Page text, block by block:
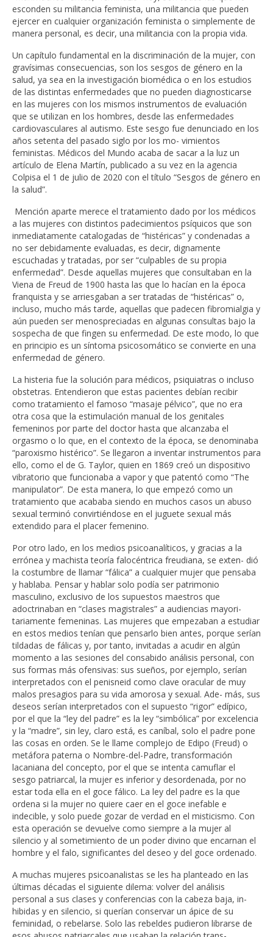
esconden su militancia feminista, una militancia que pueden
ejercer en cualquier organización feminista o simplemente de
manera personal, es decir, una militancia con la propia vida.
Un capítulo fundamental en la discriminación de la mujer, con
gravísimas consecuencias, son los sesgos de género en la
salud, ya sea en la investigación biomédica o en los estudios
de las distintas enfermedades que no pueden diagnosticarse
en las mujeres con los mismos instrumentos de evaluación
que se utilizan en los hombres, desde las enfermedades
cardiovasculares al autismo. Este sesgo fue denunciado en los
años setenta del pasado siglo por los mo- vimientos
feministas. Médicos del Mundo acaba de sacar a la luz un
artículo de Elena Martín, publicado a su vez en la agencia
Colpisa el 1 de julio de 2020 con el título “Sesgos de género en
la salud”.
Mención aparte merece el tratamiento dado por los médicos
a las mujeres con distintos padecimientos psíquicos que son
inmediatamente catalogadas de “histéricas” y condenadas a
no ser debidamente evaluadas, es decir, dignamente
escuchadas y tratadas, por ser “culpables de su propia
enfermedad”. Desde aquellas mujeres que consultaban en la
Viena de Freud de 1900 hasta las que lo hacían en la época
franquista y se arriesgaban a ser tratadas de “histéricas” o,
incluso, mucho más tarde, aquellas que padecen fibromialgia y
aún pueden ser menospreciadas en algunas consultas bajo la
sospecha de que fingen su enfermedad. De este modo, lo que
en principio es un síntoma psicosomático se convierte en una
enfermedad de género.
La histeria fue la solución para médicos, psiquiatras o incluso
obstetras. Entendieron que estas pacientes debían recibir
como tratamiento el famoso “masaje pélvico”, que no era
otra cosa que la estimulación manual de los genitales
femeninos por parte del doctor hasta que alcanzaba el
orgasmo o lo que, en el contexto de la época, se denominaba
“paroxismo histérico”. Se llegaron a inventar instrumentos para
ello, como el de G. Taylor, quien en 1869 creó un dispositivo
vibratorio que funcionaba a vapor y que patentó como “The
manipulator”. De esta manera, lo que empezó como un
tratamiento que acababa siendo en muchos casos un abuso
sexual terminó convirtiéndose en el juguete sexual más
extendido para el placer femenino.
Por otro lado, en los medios psicoanalíticos, y gracias a la
errónea y machista teoría falocéntrica freudiana, se exten- dió
la costumbre de llamar “fálica” a cualquier mujer que pensaba
y hablaba. Pensar y hablar solo podía ser patrimonio
masculino, exclusivo de los supuestos maestros que
adoctrinaban en “clases magistrales” a audiencias mayori-
tariamente femeninas. Las mujeres que empezaban a estudiar
en estos medios tenían que pensarlo bien antes, porque serían
tildadas de fálicas y, por tanto, invitadas a acudir en algún
momento a las sesiones del consabido análisis personal, con
sus formas más ofensivas: sus sueños, por ejemplo, serían
interpretados con el penisneid como clave oracular de muy
malos presagios para su vida amorosa y sexual. Ade- más, sus
deseos serían interpretados con el supuesto “rigor” edípico,
por el que la “ley del padre” es la ley “simbólica” por excelencia
y la “madre”, sin ley, claro está, es caníbal, solo el padre pone
las cosas en orden. Se le llame complejo de Edipo (Freud) o
metáfora paterna o Nombre-del-Padre, transformación
lacaniana del concepto, por el que se intenta camuflar el
sesgo patriarcal, la mujer es inferior y desordenada, por no
estar toda ella en el goce fálico. La ley del padre es la que
ordena si la mujer no quiere caer en el goce inefable e
indecible, y solo puede gozar de verdad en el misticismo. Con
esta operación se devuelve como siempre a la mujer al
silencio y al sometimiento de un poder divino que encarnan el
hombre y el falo, significantes del deseo y del goce ordenado.
A muchas mujeres psicoanalistas se les ha planteado en las
últimas décadas el siguiente dilema: volver del análisis
personal a sus clases y conferencias con la cabeza baja, in-
hibidas y en silencio, si querían conservar un ápice de su
feminidad, o rebelarse. Solo las rebeldes pudieron librarse de